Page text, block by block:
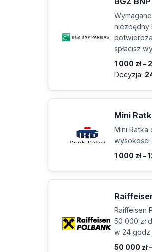
niezbędny
spłacisz
1 000 zł –
Decyzja:
Mini
Mini Ratka
wysokości
1 000 zł –
Raiffeisen
50 000 zł
w 24 godz..
50 000 zł